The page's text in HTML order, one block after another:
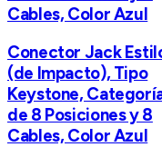
Cables, Color Azul
Conector Jack
(de Impacto), Tipo
Keystone,
de 8 Posiciones y 8
Cables, Color Azul